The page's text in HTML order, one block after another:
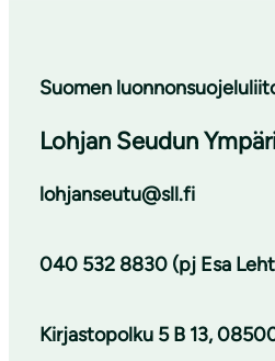
Suomen
Lohjan Seudun
lohjanseutu@sll.fi
040 532 8830 (pj Esa
Kirjastopolku 5 B 13,